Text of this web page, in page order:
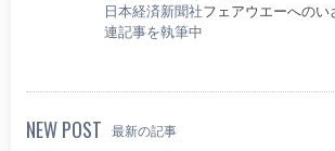
日本経済新聞社フェアウエーへのい
連記事を執筆中
NEW POST 最新の記事